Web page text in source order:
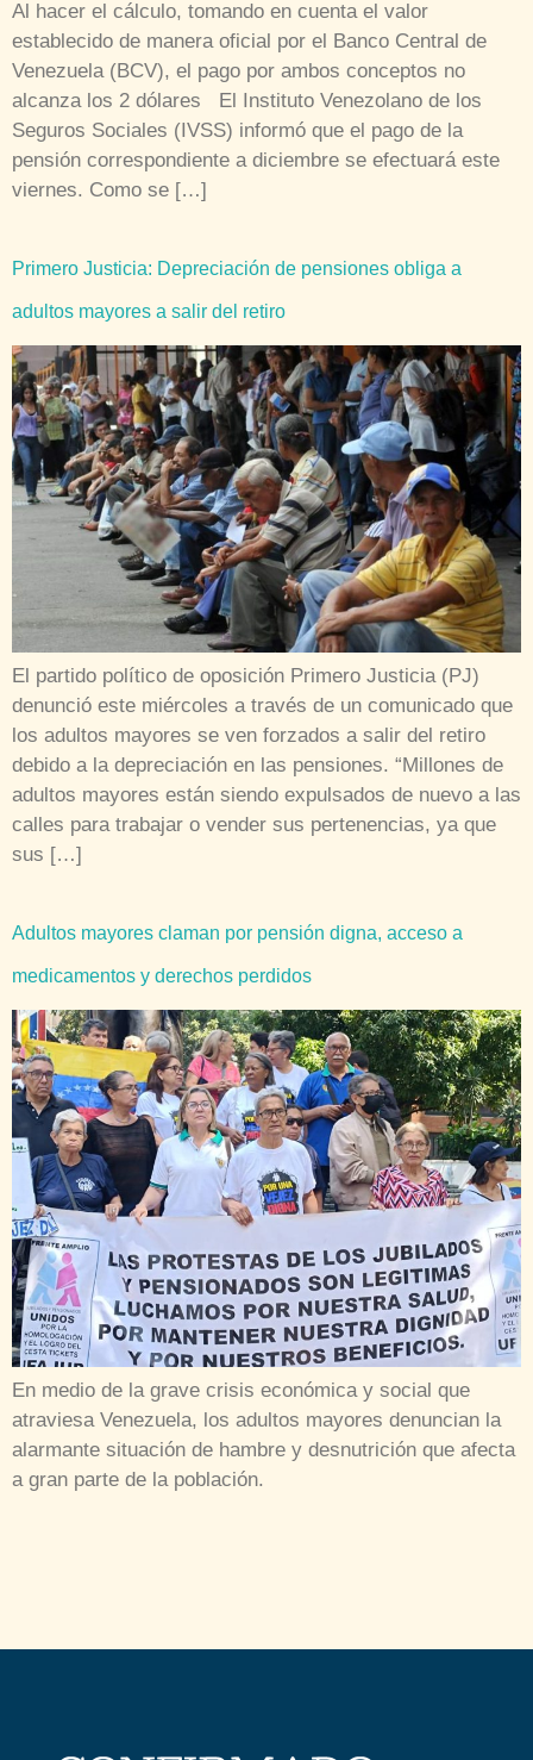
Al hacer el cálculo, tomando en cuenta el valor
establecido de manera oficial por el Banco Central de
Venezuela (BCV), el pago por ambos conceptos no
alcanza los 2 dólares El Instituto Venezolano de los
Seguros Sociales (IVSS) informó que el pago de la
pensión correspondiente a diciembre se efectuará este
viernes. Como se […]
Primero Justicia: Depreciación de pensiones obliga a
adultos mayores a salir del retiro
El partido político de oposición Primero Justicia (PJ)
denunció este miércoles a través de un comunicado que
los adultos mayores se ven forzados a salir del retiro
debido a la depreciación en las pensiones. “Millones de
adultos mayores están siendo expulsados de nuevo a las
calles para trabajar o vender sus pertenencias, ya que
sus […]
Adultos mayores claman por pensión digna, acceso a
medicamentos y derechos perdidos
En medio de la grave crisis económica y social que
atraviesa Venezuela, los adultos mayores denuncian la
alarmante situación de hambre y desnutrición que afecta
a gran parte de la población.